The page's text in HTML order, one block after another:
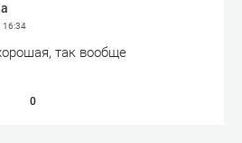
16:34
так вообще
0